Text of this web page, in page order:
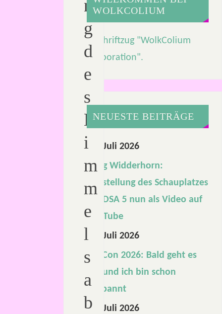
n
g
d
e
s
H
i
m
m
e
l
s
a
b
WOLKCOLIUM
NEUESTE BEITRÄGE
21. Juli 2026
Burg Widderhorn:
Vorstellung des Schauplatzes
für DSA 5 nun als Video auf
YouTube
16. Juli 2026
RatCon 2026: Bald geht es
los und ich bin schon
gespannt
13. Juli 2026